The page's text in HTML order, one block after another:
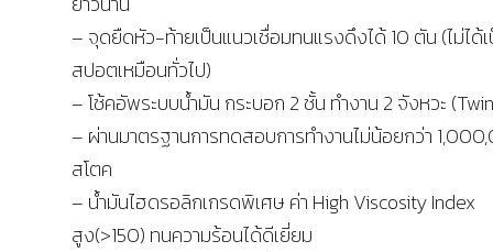
– จุดยืดหัว-ท้ายเป็นแนวเชื่อมทนแรงดึงได้ 10 ตัน (ไม่ได้
สปอตเหมือนทั่วไป)
– โช้คอัพระบบน้ำมัน กระบอก 2 ชั้น ทำงาน 2 จังหวะ
– ผ่านมาตรฐานการทดสอบการทำงานไม่น้อยกว่า
สโตค
– น้ำมันไฮดรอลิกเกรดพิเศษ ค่า High Viscosity Index
สูง(>150) ทนความร้อนได้ดีเยี่ยม